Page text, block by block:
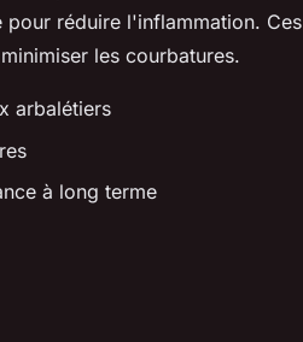
réduire l'inflammation. Ces
les courbatures.
arbalétiers
à long terme